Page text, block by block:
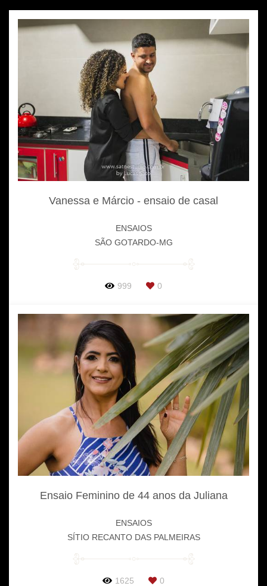
Vanessa e Márcio - ensaio de casal
ENSAIOS
SÃO GOTARDO-MG
999 0
Ensaio Feminino de 44 anos da Juliana
ENSAIOS
SÍTIO RECANTO DAS PALMEIRAS
1625 0